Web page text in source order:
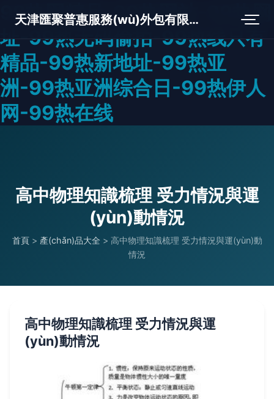
99热网精品-99热网站-99热网
址-99热无码偷拍-99热线只有
精品-99热新地址-99热亚
洲-99热亚洲综合日-99热伊人
网-99热在线
天津匯聚普惠服務(wù)外包有限公司
高中物理知識梳理 受力情況與運
(yùn)動情況
首頁 > 產(chǎn)品大全 > 高中物理知識梳理 受力情況與運(yùn)動
情況
高中物理知識梳理 受力情況與運
(yùn)動情況